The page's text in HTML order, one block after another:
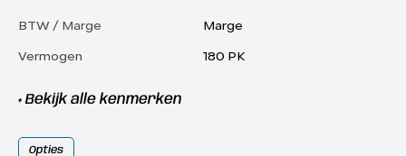
BTW / Marge Marge
Vermogen 180 PK
+ Bekijk alle kenmerken
Opties